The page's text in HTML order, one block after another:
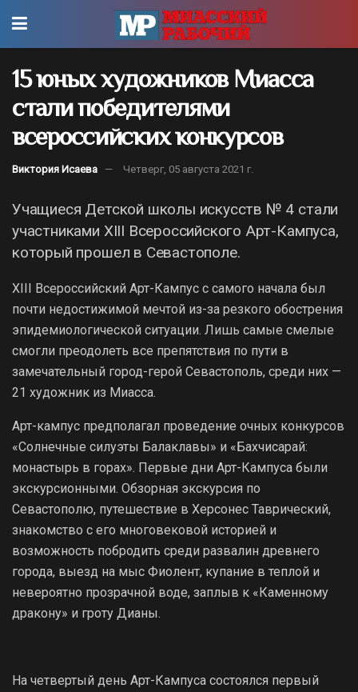
15 юных художников Миасса
стали победителями
всероссийских конкурсов
Виктория Исаева Четверг, 05 августа 2021 г.
Учащиеся Детской школы искусств № 4 стали
участниками XIII Всероссийского Арт-Кампуса,
который прошел в Севастополе.
XIII Всероссийский Арт-Кампус с самого начала был
почти недостижимой мечтой из-за резкого обострения
эпидемиологической ситуации. Лишь самые смелые
смогли преодолеть все препятствия по пути в
замечательный город-герой Севастополь, среди них —
21 художник из Миасса.
Арт-кампус предполагал проведение очных конкурсов
«Солнечные силуэты Балаклавы» и «Бахчисарай:
монастырь в горах». Первые дни Арт-Кампуса были
экскурсионными. Обзорная экскурсия по
Севастополю, путешествие в Херсонес Таврический,
знакомство с его многовековой историей и
возможность побродить среди развалин древнего
города, выезд на мыс Фиолент, купание в теплой и
невероятно прозрачной воде, заплыв к «Каменному
дракону» и гроту Дианы.
На четвертый день Арт-Кампуса состоялся первый